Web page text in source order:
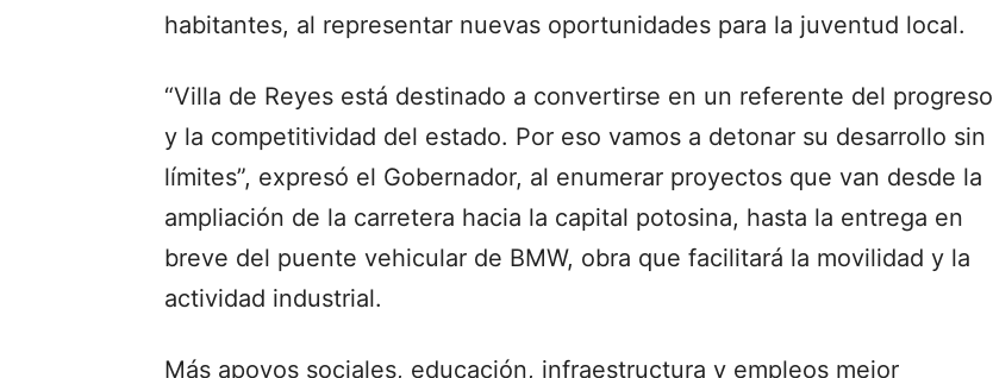
habitantes, al representar nuevas oportunidades para la juventud local.
“Villa de Reyes está destinado a convertirse en un referente del progreso
y la competitividad del estado. Por eso vamos a detonar su desarrollo sin
límites”, expresó el Gobernador, al enumerar proyectos que van desde la
ampliación de la carretera hacia la capital potosina, hasta la entrega en
breve del puente vehicular de BMW, obra que facilitará la movilidad y la
actividad industrial.
Más apoyos sociales, educación, infraestructura y empleos mejor